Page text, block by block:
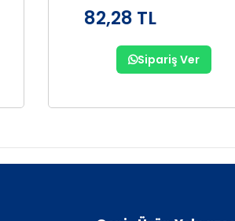
82,28 TL
Sipariş Ver